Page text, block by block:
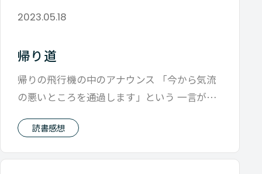
2023.05.18
帰り道
帰りの飛行機の中のアナウンス 「今から気流
の悪いところを通過します」という 一言が出
読書感想